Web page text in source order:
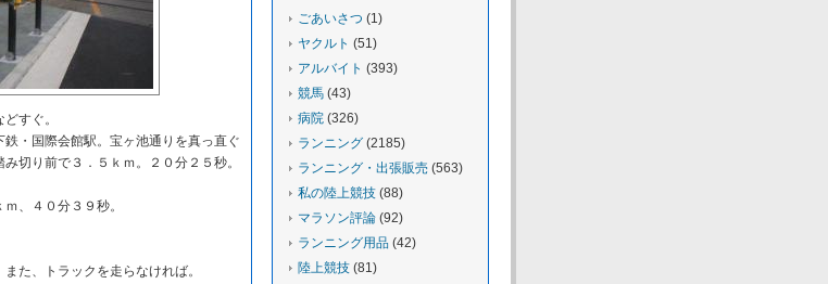
すぐ。
・国際会館駅。宝ヶ池通りを真っ直ぐ
切り前で３．５ｋｍ。２０分２５秒。
、４０分３９秒。
た、トラックを走らなければ。
ごあいさつ (1)
ヤクルト (51)
アルバイト (393)
競馬 (43)
病院 (326)
ランニング (2185)
ランニング・出張販売 (563)
私の陸上競技 (88)
マラソン評論 (92)
ランニング用品 (42)
陸上競技 (81)